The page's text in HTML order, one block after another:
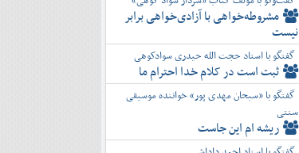
مشروطه‌خواهی با آزادی‌خواهی برابر
نیست
گفتگو با استاد حجت الله حیدری سوادکوهی
ثبت است در کلام خدا احترام ما
گفتگو با «سبحان مهدی پور» خواننده موسیقی
سنتی
ریشه ام این جاست